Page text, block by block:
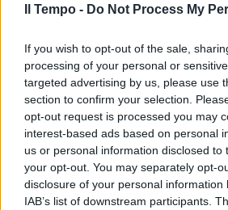
Il Tempo - Do Not Process My
If you wish to opt-out of the sale,
processing of your personal or
targeted advertising by us, please use
section to confirm your selection.
opt-out request is processed you may
interest-based ads based on personal
us or personal information disclosed to
your opt-out. You may separately opt-
disclosure of your personal information
IAB’s list of downstream participants.
In evidenza